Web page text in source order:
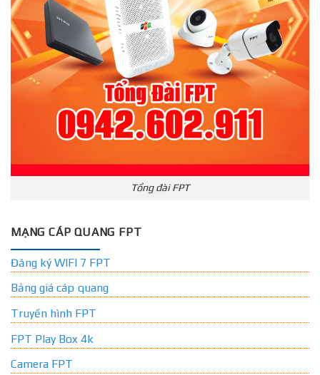
Tổng đài FPT
MẠNG CÁP QUANG FPT
Đăng ký WIFI 7 FPT
Bảng giá cáp quang
Truyền hình FPT
FPT Play Box 4k
Camera FPT